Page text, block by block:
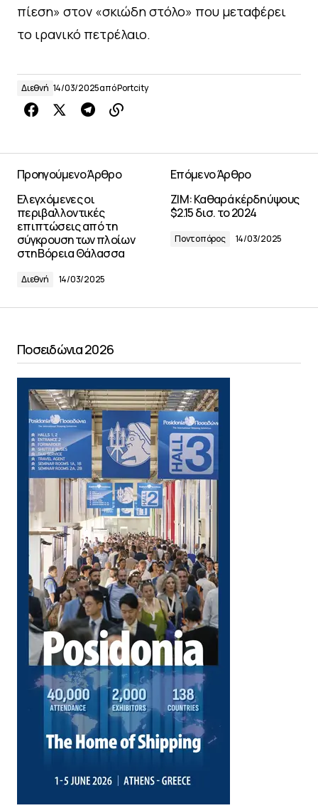
πίεση» στον «σκιώδη στόλο» που μεταφέρει
το ιρανικό πετρέλαιο.
Διεθνή 14/03/2025απόPortcity
Προηγούμενο Άρθρο
Ελεγχόμενες οι
περιβαλλοντικές
επιπτώσεις από τη
σύγκρουση των πλοίων
στη Βόρεια Θάλασσα
Διεθνή 14/03/2025
Επόμενο Άρθρο
ZIM: Καθαρά κέρδη ύψους
$2.15 δισ. το 2024
Ποντοπόρος 14/03/2025
Ποσειδώνια 2026